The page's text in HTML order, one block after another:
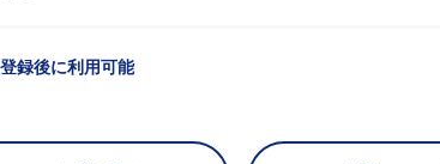
録後に利用可能